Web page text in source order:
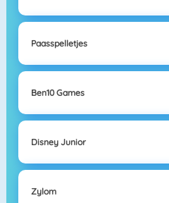
Paasspelletjes
Ben10 Games
Disney Junior
Zylom